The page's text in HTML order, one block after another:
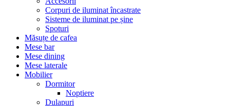
Corpuri de iluminat încastrate
Sisteme de iluminat pe șine
Spoturi
Măsuțe de cafea
Mese bar
Mese dining
Mese laterale
Mobilier
Dormitor
Noptiere
Dulapuri